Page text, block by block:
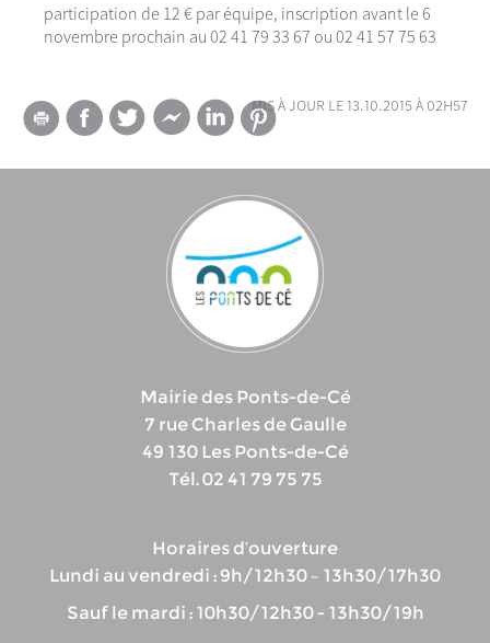
participation de 12 € par équipe, inscription avant le 6
novembre prochain au 02 41 79 33 67 ou 02 41 57 75 63
mis à jour le 13.10.2015 à 02h57
Mairie des Ponts-de-Cé
7 rue Charles de Gaulle
49 130 Les Ponts-de-Cé
Tél. 02 41 79 75 75
Horaires d’ouverture
Lundi au vendredi : 9h/12h30 – 13h30/17h30
Sauf le mardi : 10h30/12h30 - 13h30/19h